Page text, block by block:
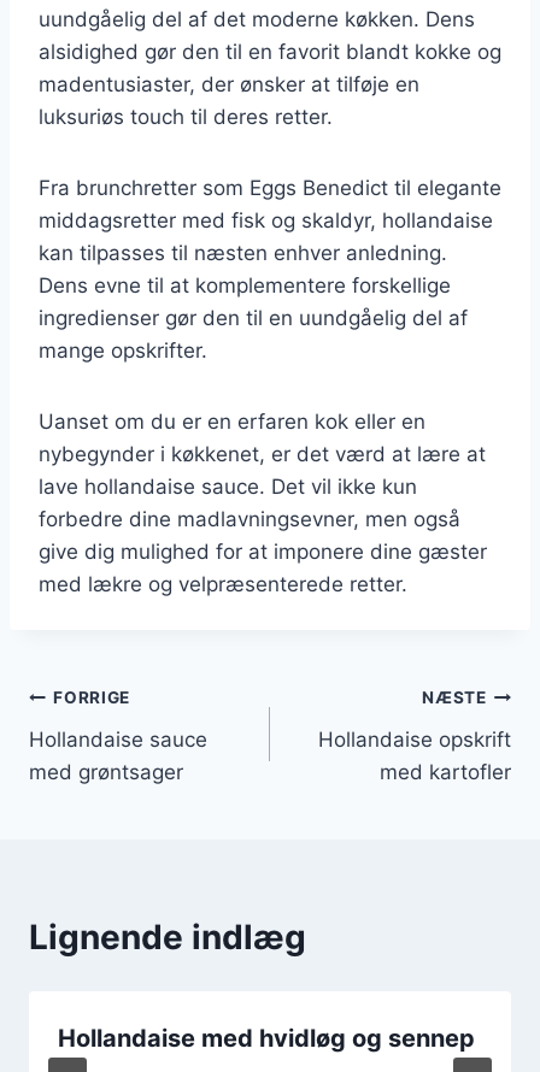
uundgåelig del af det moderne køkken. Dens
alsidighed gør den til en favorit blandt kokke og
madentusiaster, der ønsker at tilføje en
luksuriøs touch til deres retter.
Fra brunchretter som Eggs Benedict til elegante
middagsretter med fisk og skaldyr, hollandaise
kan tilpasses til næsten enhver anledning.
Dens evne til at komplementere forskellige
ingredienser gør den til en uundgåelig del af
mange opskrifter.
Uanset om du er en erfaren kok eller en
nybegynder i køkkenet, er det værd at lære at
lave hollandaise sauce. Det vil ikke kun
forbedre dine madlavningsevner, men også
give dig mulighed for at imponere dine gæster
med lækre og velpræsenterede retter.
Indlægsnavigation
FORRIGE
Hollandaise sauce
med grøntsager
NÆSTE
Hollandaise opskrift
med kartofler
Lignende indlæg
Hollandaise med hvidløg og sennep